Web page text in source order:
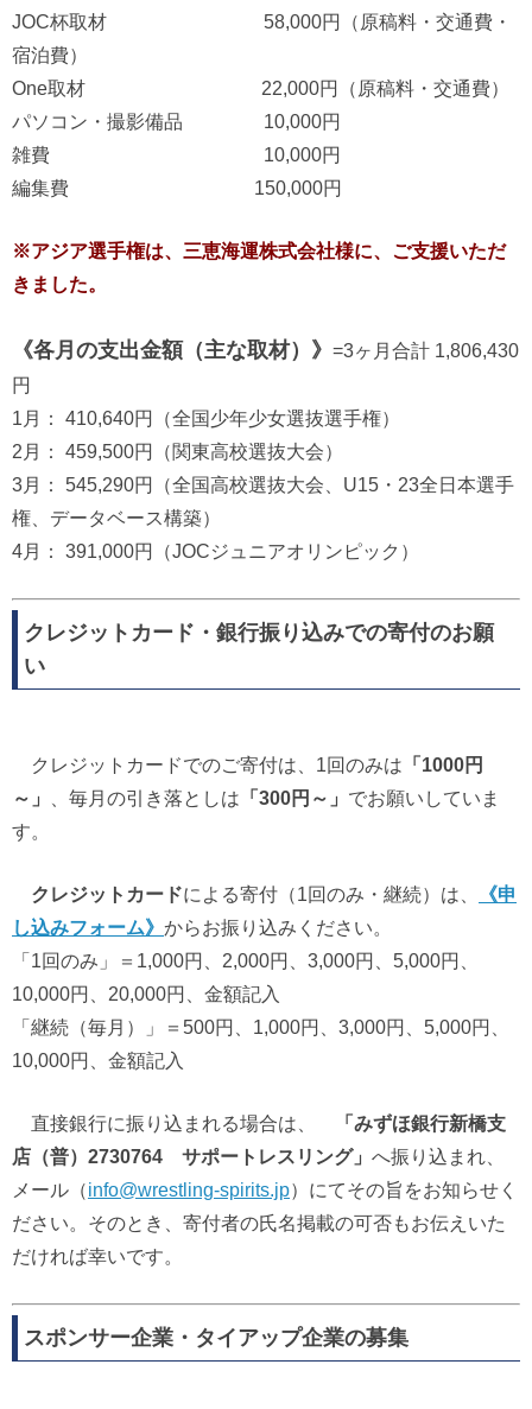
JOC杯取材 58,000円（原稿料・交通費・
宿泊費）
One取材 22,000円（原稿料・交通費）
パソコン・撮影備品 10,000円
雑費 10,000円
編集費 150,000円
※アジア選手権は、三恵海運株式会社様に、ご支援いただ
きました。
《各月の支出金額（主な取材）》 =3ヶ月合計 1,806,430
円
1月： 410,640円（全国少年少女選抜選手権）
2月： 459,500円（関東高校選抜大会）
3月： 545,290円（全国高校選抜大会、U15・23全日本選手
権、データベース構築）
4月： 391,000円（JOCジュニアオリンピック）
クレジットカード・銀行振り込みでの寄付のお願
い
クレジットカードでのご寄付は、1回のみは 「1000円
～」
、毎月の引き落としは 「300円～」 でお願いしていま
す。
クレジットカードによる寄付（1回のみ・継続）は、
《申
し込みフォーム》 からお振り込みください。
「1回のみ」＝1,000円、2,000円、3,000円、5,000円、
10,000円、20,000円、金額記入
「継続（毎月）」＝500円、1,000円、3,000円、5,000円、
10,000円、金額記入
直接銀行に振り込まれる場合は、
「みずほ銀行新橋支
店（普）2730764 サポートレスリング」 へ振り込まれ、
メール（info@wrestling-spirits.jp）にてその旨をお知らせく
ださい。そのとき、寄付者の氏名掲載の可否もお伝えいた
だければ幸いです。
スポンサー企業・タイアップ企業の募集